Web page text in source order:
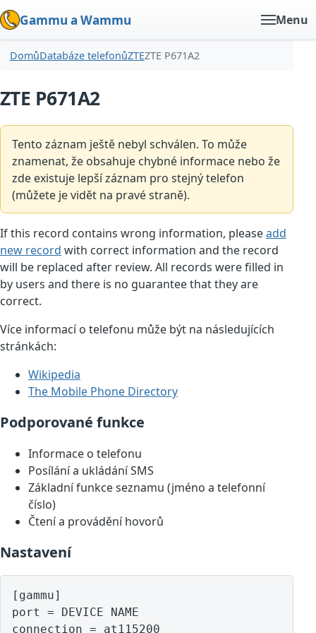
Gammu a Wammu Menu
DomůDatabáze telefonůZTEZTE P671A2
ZTE P671A2
Tento záznam ještě nebyl schválen. To může
znamenat, že obsahuje chybné informace nebo že
zde existuje lepší záznam pro stejný telefon
(můžete je vidět na pravé straně).
If this record contains wrong information, pleaseadd
new record with correct information and the record
will be replaced after review. All records were filled in
by users and there is no guarantee that they are
correct.
Více informací o telefonu může být na následujících
stránkách:
Wikipedia
The Mobile Phone Directory
Podporované funkce
Informace o telefonu
Posílání a ukládání SMS
Základní funkce seznamu (jméno a telefonní
číslo)
Čtení a provádění hovorů
Nastavení
[gammu]
port = DEVICE NAME